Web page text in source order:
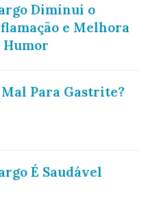
Diminui o
e Melhora
Humor
Para Gastrite?
É Saudável